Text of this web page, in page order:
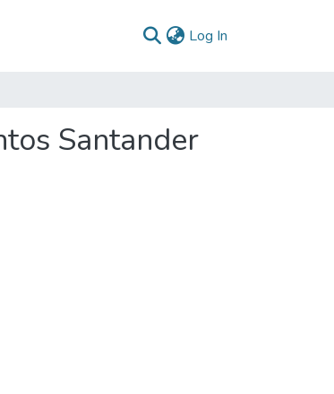
Log In
Santander